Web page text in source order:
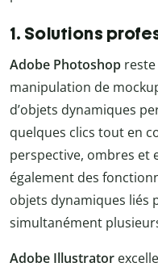
1. Solutions
Adobe Photoshop
manipulation de
d’objets dynamiques
quelques clics tout en
perspective, ombres et
également des
objets dynamiques
simultanément
Adobe Illustrator